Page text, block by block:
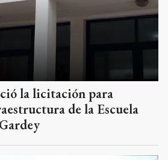
la licitación para
de la Escuela